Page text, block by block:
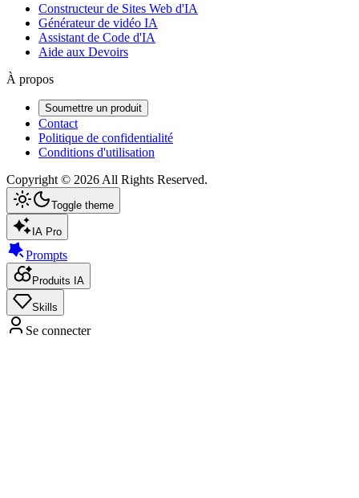
Constructeur de Sites Web d'IA
Générateur de vidéo IA
Assistant de Code d'IA
Aide aux Devoirs
À propos
Soumettre un produit
Contact
Politique de confidentialité
Conditions d'utilisation
Copyright © 2026 All Rights Reserved.
Toggle theme
IA Pro
Prompts
Produits IA
Skills
Se connecter